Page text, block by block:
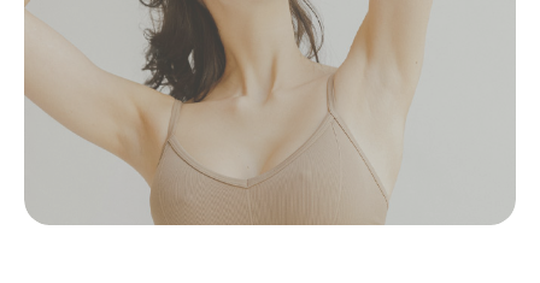
АКЦИЯ! ЛАЗЕРНАЯ